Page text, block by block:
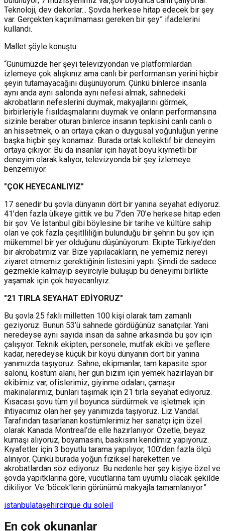
Teknoloji, dev dekorlar... Şovda herkese hitap edecek bir şey
var. Gerçekten kaçırılmaması gereken bir şey” ifadelerini
kullandı.
Mallet şöyle konuştu:
“Günümüzde her şeyi televizyondan ve platformlardan
izlemeye çok alışkınız ama canlı bir performansın yerini hiçbir
şeyin tutamayacağını düşünüyorum. Çünkü binlerce insanla
aynı anda aynı salonda aynı nefesi almak, sahnedeki
akrobatların nefeslerini duymak, makyajlarını görmek,
birbirleriyle fısıldaşmalarını duymak ve onların performansına
sizinle beraber oturan binlerce insanın tepkisini canlı canlı o
an hissetmek, o an ortaya çıkan o duygusal yoğunluğun yerine
başka hiçbir şey konamaz. Burada ortak kollektif bir deneyim
ortaya çıkıyor. Bu da insanlar için hayat boyu kıymetli bir
deneyim olarak kalıyor, televizyonda bir şey izlemeye
benzemiyor.
"ÇOK HEYECANLIYIZ"
17 senedir bu şovla dünyanın dört bir yanına seyahat ediyoruz.
41’den fazla ülkeye gittik ve bu 7’den 70’e herkese hitap eden
bir şov. Ve İstanbul gibi böylesine bir tarihe ve kültüre sahip
olan ve çok fazla çeşitlliliğin bulunduğu bir şehrin bu şov için
mükemmel bir yer olduğunu düşünüyorum. Ekipte Türkiye’den
bir akrobatımız var. Bize yapılacakların, ne yememiz nereyi
ziyaret etmemiz gerektiğinin listesini yaptı. Şimdi de sadece
gezmekle kalmayıp seyirciyle buluşup bu deneyimi birlikte
yaşamak için çok heyecanlıyız.
"21 TIRLA SEYAHAT EDİYORUZ"
Bu şovla 25 faklı milletten 100 kişi olarak tam zamanlı
geziyoruz. Bunun 53’ü sahnede gördüğünüz sanatçılar. Yani
neredeyse aynı sayıda insan da sahne arkasında bu şov için
çalışıyor. Teknik ekipten, personele, mutfak ekibi ve şeflere
kadar, neredeyse küçük bir köyü dünyanın dört bir yanına
yanımızda taşıyoruz. Sahne, ekipmanlar, tam kapasite spor
salonu, kostüm alanı, her gün bizim için yemek hazırlayan bir
ekibimiz var, ofislerimiz, giyinme odaları, çamaşır
makinalarımız, bunları taşımak için 21 tırla seyahat ediyoruz.
Kısacası şovu tüm yıl boyunca sürdürmek ve işletmek için
ihtiyacımız olan her şey yanımızda taşıyoruz. Liz Vandal.
Tarafından tasarlanan kostümlerimiz her sanatçı için özel
olarak Kanada Montreal’de elle hazırlanıyor. Özetle, beyaz
kumaşı alıyoruz, boyamasını, baskısını kendimiz yapıyoruz.
Kıyafetler için 3 boyutlu tarama yapılıyor, 100’den fazla ölçü
alınıyor. Çünkü burada yoğun fiziksel hareketten ve
akrobatlardan söz ediyoruz. Bu nedenle her şey kişiye özel ve
şovda yapıtklarına göre, vücutlarına tam uyumlu olacak şekilde
dikiliyor. Ve ‘böcek’lerin görünümü makyajla tamamlanıyor.”
istanbulataşehircirque du soleil
En çok okunanlar